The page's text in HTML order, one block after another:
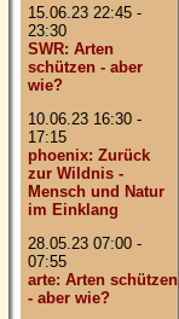
15.06.23 22:45 -
23:30
SWR: Arten
schützen - aber
wie?
10.06.23 16:30 -
17:15
phoenix: Zurück
zur Wildnis -
Mensch und Natur
im Einklang
28.05.23 07:00 -
07:55
arte: Arten schützen
- aber wie?